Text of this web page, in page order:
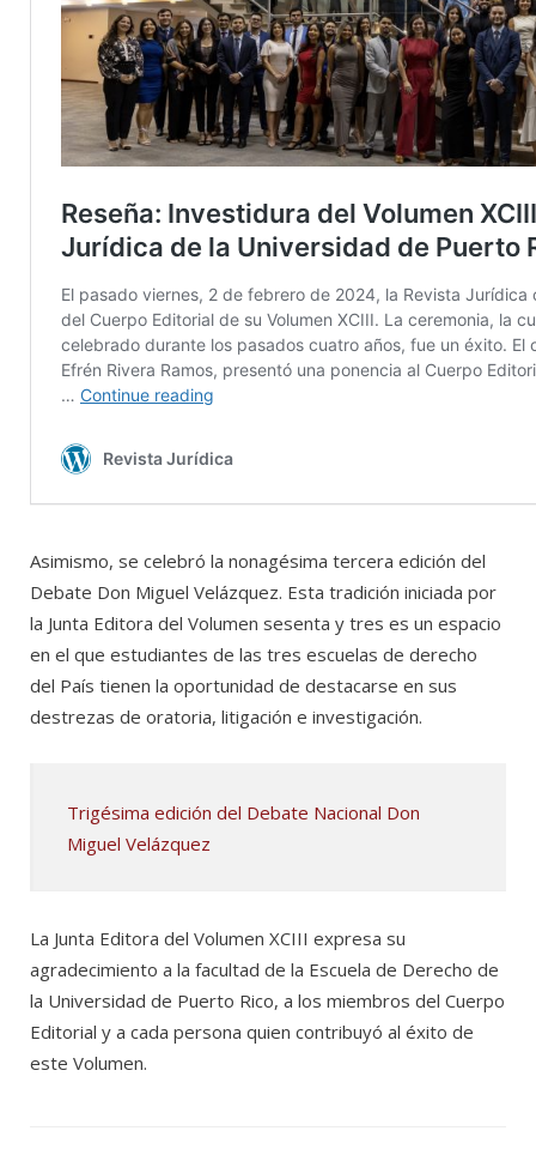
Asimismo, se celebró la nonagésima tercera edición del
Debate Don Miguel Velázquez. Esta tradición iniciada por
la Junta Editora del Volumen sesenta y tres es un espacio
en el que estudiantes de las tres escuelas de derecho
del País tienen la oportunidad de destacarse en sus
destrezas de oratoria, litigación e investigación.
Trigésima edición del Debate Nacional Don
Miguel Velázquez
La Junta Editora del Volumen XCIII expresa su
agradecimiento a la facultad de la Escuela de Derecho de
la Universidad de Puerto Rico, a los miembros del Cuerpo
Editorial y a cada persona quien contribuyó al éxito de
este Volumen.